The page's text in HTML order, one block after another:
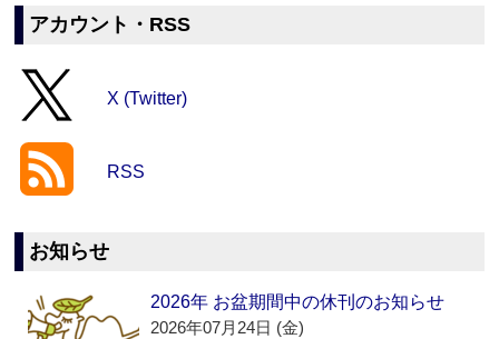
アカウント・RSS
X (Twitter)
RSS
お知らせ
2026年 お盆期間中の休刊のお知らせ
2026年07月24日 (金)